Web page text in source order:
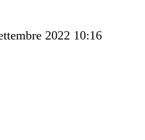
2022 10:16